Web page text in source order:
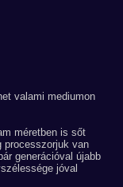
valami mediumon
méretben is sőt
processzorjuk van
generációval újabb
jóval